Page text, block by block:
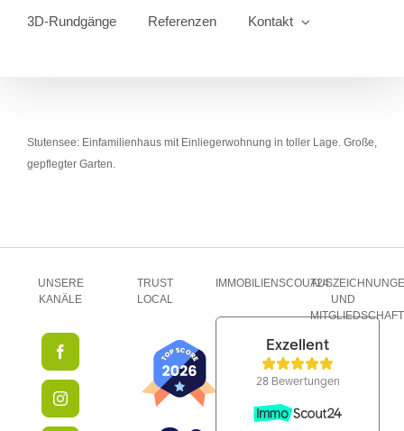
3D-Rundgänge Referenzen Kontakt
Stutensee: Einfamilienhaus mit Einliegerwohnung in toller Lage. Große,
gepflegter Garten.
UNSERE
KANÄLE
TRUST
LOCAL
IMMOBILIENSCOUT24
UND